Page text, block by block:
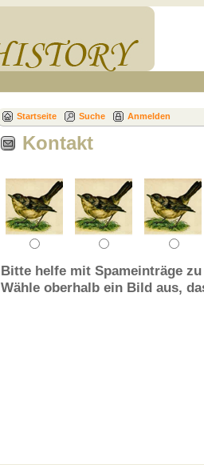
Startseite Suche Anmelden
Kontakt
Bitte helfe mit Spameinträge
Wähle oberhalb ein Bild aus,